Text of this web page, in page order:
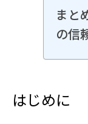
まと
の信
はじめに